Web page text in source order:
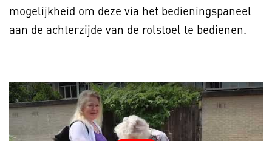
mogelijkheid om deze via het bedieningspaneel
aan de achterzijde van de rolstoel te bedienen.